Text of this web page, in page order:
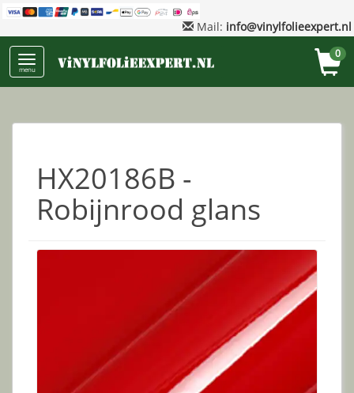
Mail: info@vinylfolieexpert.nl
menu
0
HX20186B -
Robijnrood glans